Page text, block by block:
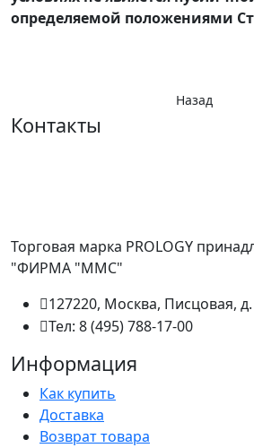
определяемой положениями
Назад
Контакты
Торговая марка PROLOGY
"ФИРМА "ММС"
127220, Москва, Писцовая,
Тел: 8 (495) 788-17-00
Информация
Как купить
Доставка
Возврат товара